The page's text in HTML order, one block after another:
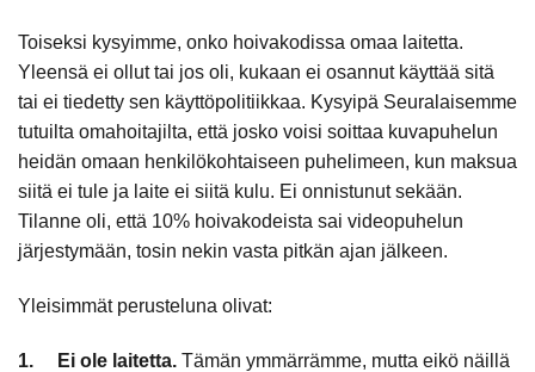
Toiseksi kysyimme, onko hoivakodissa omaa laitetta.
Yleensä ei ollut tai jos oli, kukaan ei osannut käyttää sitä
tai ei tiedetty sen käyttöpolitiikkaa. Kysyipä Seuralaisemme
tutuilta omahoitajilta, että josko voisi soittaa kuvapuhelun
heidän omaan henkilökohtaiseen puhelimeen, kun maksua
siitä ei tule ja laite ei siitä kulu. Ei onnistunut sekään.
Tilanne oli, että 10% hoivakodeista sai videopuhelun
järjestymään, tosin nekin vasta pitkän ajan jälkeen.
Yleisimmät perusteluna olivat:
1. Ei ole laitetta. Tämän ymmärrämme, mutta eikö näillä